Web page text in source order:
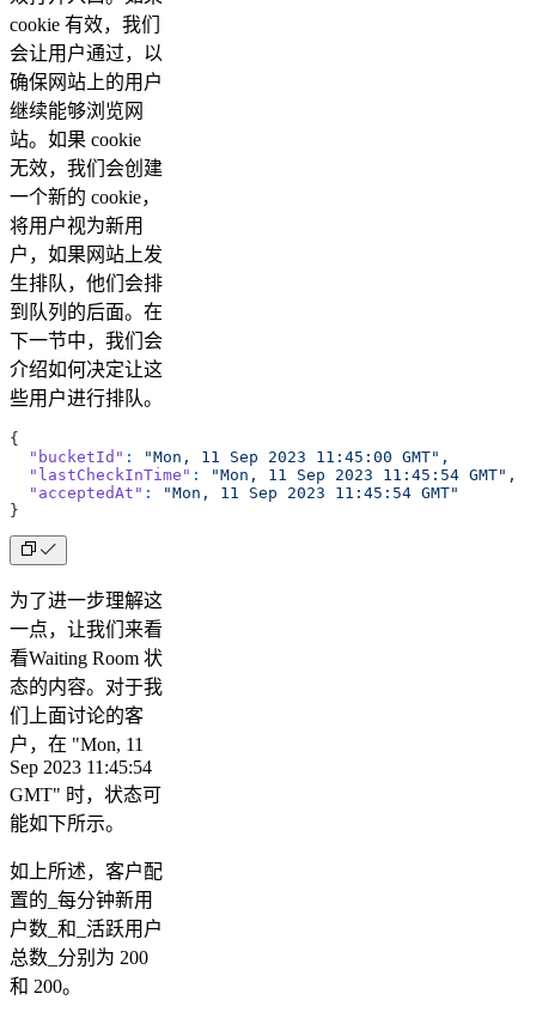
cookie 有效，我们
会让用户通过，以
确保网站上的用户
继续能够浏览网
站。如果 cookie
无效，我们会创建
一个新的 cookie，
将用户视为新用
户，如果网站上发
生排队，他们会排
到队列的后面。在
下一节中，我们会
介绍如何决定让这
些用户进行排队。
{
  "bucketId"
:
"Mon, 11 Sep 2023 11:45:00 GMT",
  "lastCheckInTime"
:
"Mon, 11 Sep 2023 11:45:54 GMT",
  "acceptedAt"
:
"Mon, 11 Sep 2023 11:45:54 GMT"
}
为了进一步理解这
一点，让我们来看
看Waiting Room 状
态的内容。对于我
们上面讨论的客
户，在 "Mon, 11
Sep 2023 11:45:54
GMT" 时，状态可
能如下所示。
如上所述，客户配
置的_每分钟新用
户数_和_活跃用户
总数_分别为 200
和 200。